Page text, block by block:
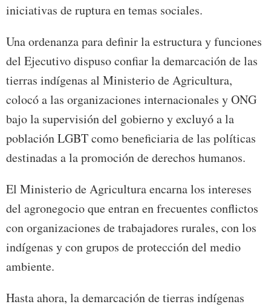
iniciativas de ruptura en temas sociales.
Una ordenanza para definir la estructura y funciones
del Ejecutivo dispuso confiar la demarcación de las
tierras indígenas al Ministerio de Agricultura,
colocó a las organizaciones internacionales y ONG
bajo la supervisión del gobierno y excluyó a la
población LGBT como beneficiaria de las políticas
destinadas a la promoción de derechos humanos.
El Ministerio de Agricultura encarna los intereses
del agronegocio que entran en frecuentes conflictos
con organizaciones de trabajadores rurales, con los
indígenas y con grupos de protección del medio
ambiente.
Hasta ahora, la demarcación de tierras indígenas